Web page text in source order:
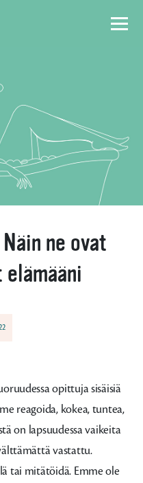
ne ovat
opittuja sisäisiä
reagoida, kokea, tuntea,
on lapsuudessa vaikeita
vastattu.
tai mitätöidä. Emme ole